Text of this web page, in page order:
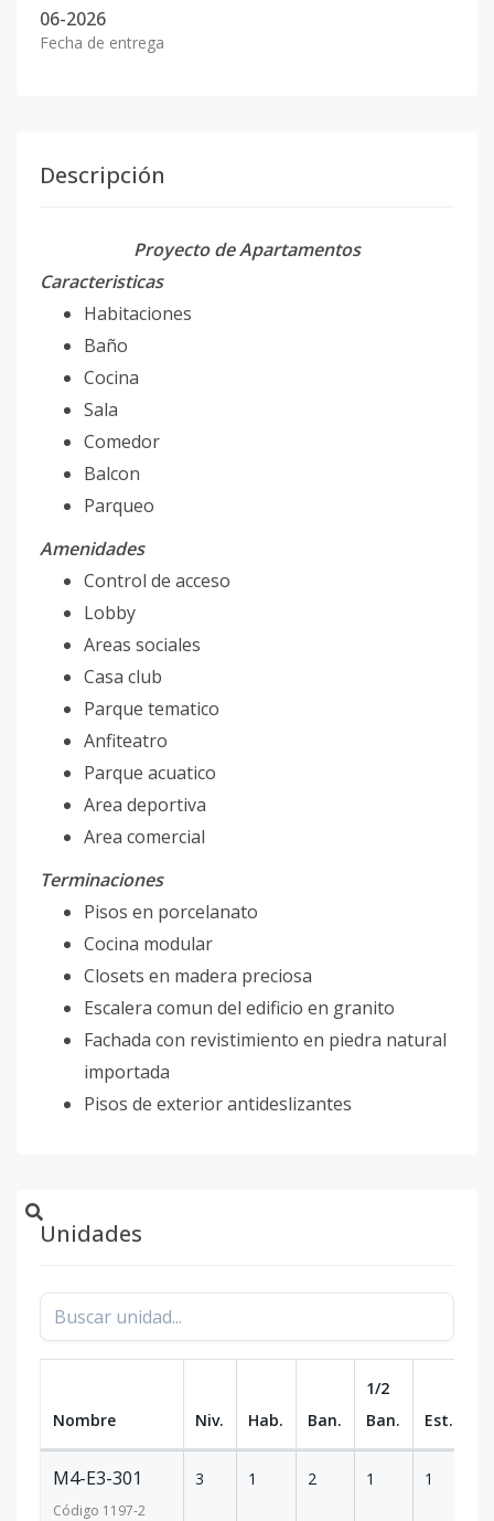
06-2026
Fecha de entrega
Descripción
Proyecto de Apartamentos
Caracteristicas
Habitaciones
Baño
Cocina
Sala
Comedor
Balcon
Parqueo
Amenidades
Control de acceso
Lobby
Areas sociales
Casa club
Parque tematico
Anfiteatro
Parque acuatico
Area deportiva
Area comercial
Terminaciones
Pisos en porcelanato
Cocina modular
Closets en madera preciosa
Escalera comun del edificio en granito
Fachada con revistimiento en piedra natural
importada
Pisos de exterior antideslizantes
Unidades
Nombre Niv. Hab. Ban.
1/2
Ban.
Est.
M4-E3-301
Código 1197-2
3 1 2 1 1